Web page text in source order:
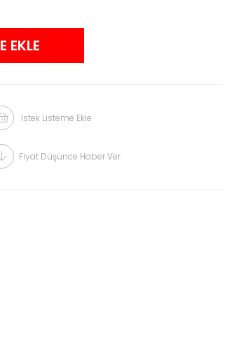
İstek Listeme Ekle
Fiyat Düşünce Haber Ver